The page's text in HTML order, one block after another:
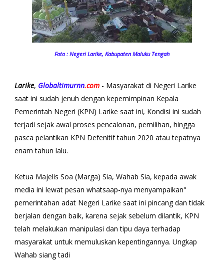
Foto : Negeri Larike, Kabupaten Maluku Tengah
Larike, Globaltimurnn.com- Masyarakat di Negeri Larike
saat ini sudah jenuh dengan kepemimpinan Kepala
Pemerintah Negeri (KPN) Larike saat ini, Kondisi ini sudah
terjadi sejak awal proses pencalonan, pemilihan, hingga
pasca pelantikan KPN Defenitif tahun 2020 atau tepatnya
enam tahun lalu.
Ketua Majelis Soa (Marga) Sia, Wahab Sia, kepada awak
media ini lewat pesan whatsaap-nya menyampaikan"
pemerintahan adat Negeri Larike saat ini pincang dan tidak
berjalan dengan baik, karena sejak sebelum dilantik, KPN
telah melakukan manipulasi dan tipu daya terhadap
masyarakat untuk memuluskan kepentingannya. Ungkap
Wahab siang tadi